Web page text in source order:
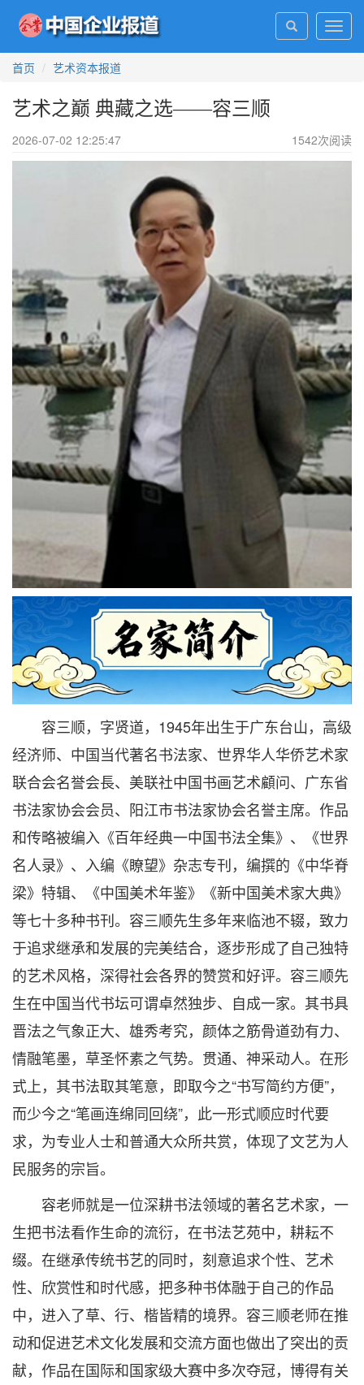
首页
艺术资本报道
艺术之巅 典藏之选——容三顺
2026-07-02 12:25:47 1542次阅读
容三顺，字贤道，1945年出生于广东台山，高级
经济师、中国当代著名书法家、世界华人华侨艺术家
联合会名誉会長、美联社中国书画艺术顧问、广东省
书法家协会会员、阳江市书法家协会名誉主席。作品
和传略被编入《百年经典一中国书法全集》、《世界
名人录》、入编《瞭望》杂志专刊，编撰的《中华脊
梁》特辑、《中国美术年鉴》《新中国美术家大典》
等七十多种书刊。容三顺先生多年来临池不辍，致力
于追求继承和发展的完美结合，逐步形成了自己独特
的艺术风格，深得社会各界的赞赏和好评。容三顺先
生在中国当代书坛可谓卓然独步、自成一家。其书具
晋法之气象正大、雄秀考究，颜体之筋骨道劲有力、
情融笔墨，草圣怀素之气势。贯通、神采动人。在形
式上，其书法取其笔意，即取今之“书写简约方便”，
而少今之“笔画连绵同回绕”，此一形式顺应时代要
求，为专业人士和普通大众所共赏，体现了文艺为人
民服务的宗旨。
容老师就是一位深耕书法领域的著名艺术家，一
生把书法看作生命的流衍，在书法艺苑中，耕耘不
缀。在继承传统书艺的同时，刻意追求个性、艺术
性、欣赏性和时代感，把多种书体融于自己的作品
中，进入了草、行、楷皆精的境界。容三顺老师在推
动和促进艺术文化发展和交流方面也做出了突出的贡
献，作品在国际和国家级大赛中多次夺冠，博得有关